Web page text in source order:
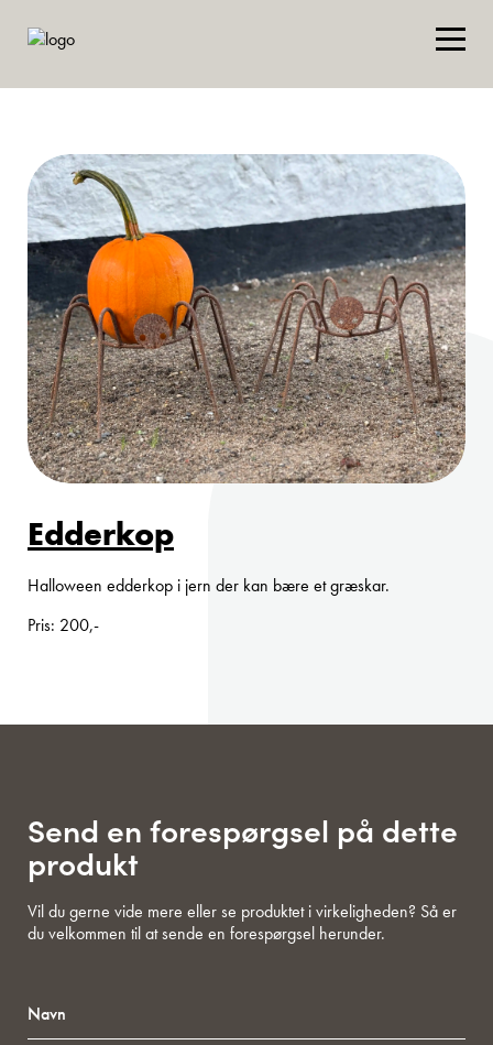
Edderkop
Halloween edderkop i jern der kan bære et græskar.
Pris: 200,-
Send en forespørgsel på dette
produkt
Vil du gerne vide mere eller se produktet i virkeligheden? Så er
du velkommen til at sende en forespørgsel herunder.